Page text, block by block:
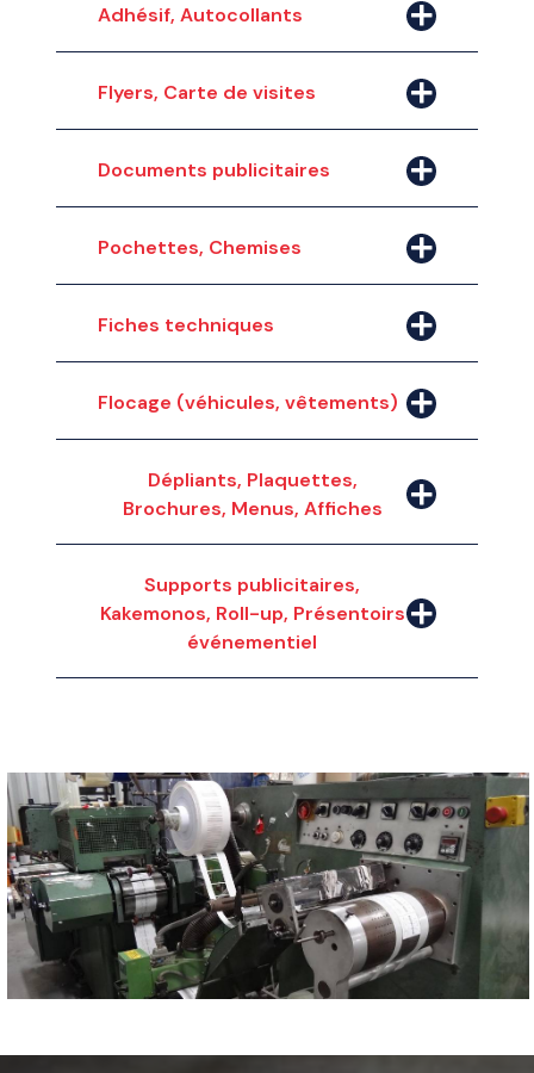
Adhésif, Autocollants
Flyers, Carte de visites
Documents publicitaires
Pochettes, Chemises
Fiches techniques
Flocage (véhicules, vêtements)
Dépliants, Plaquettes,
Brochures, Menus, Affiches
Supports publicitaires,
Kakemonos, Roll-up, Présentoirs
événementiel